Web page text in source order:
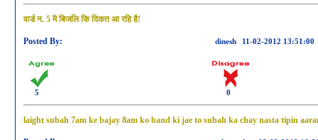
वार्ड न. 5 मॆ बिजलि कि दिकत आ रहि है!
Posted By: dinesh 11-02-2012 13:51:00
5 0
laight subah 7am ke bajay 8am ko band ki jae to subah ka chay nasta tipin